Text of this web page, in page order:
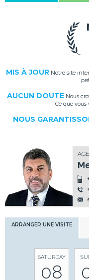
MIS À JOUR Notre site
AUCUN DOUTE Nous
Ce que vous
NOUS
ARRANGER UNE VISITE
SATURDAY
08